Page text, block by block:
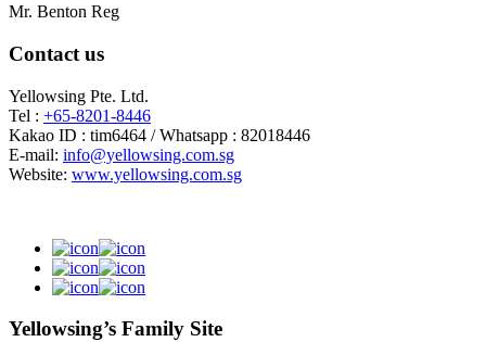
Mr. Benton Reg
Contact us
Yellowsing Pte. Ltd.
Tel : +65-8201-8446
Kakao ID : tim6464 / Whatsapp : 82018446
E-mail: info@yellowsing.com.sg
Website: www.yellowsing.com.sg
Yellowsing’s Family Site